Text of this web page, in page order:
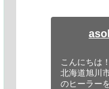
こんにちは！
北海道旭川
のヒーラー